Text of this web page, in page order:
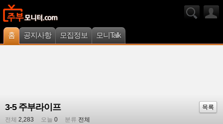
홈 공지사항 모집정보 모니Talk
3-5 주부라이프
목록
전체 2,283 오늘 0 분류 전체